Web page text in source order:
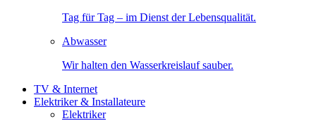
Tag für Tag – im Dienst der Lebensqualität.
Abwasser
Wir halten den Wasserkreislauf sauber.
TV & Internet
Elektriker & Installateure
Elektriker